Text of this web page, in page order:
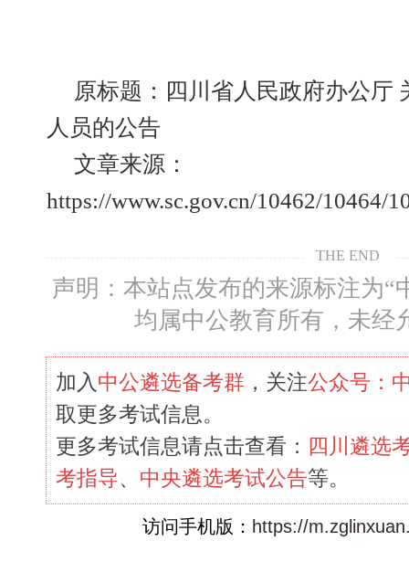
原标题：四川省人民政府办公厅
人员的公告
文章来源：
https://www.sc.gov.cn/10462/10464/
THE END
声明：本站点发布的来源标注为“
均属中公教育所有，未经
加入 中公遴选备考群 ，关注公众号：
取更多考试信息。
更多考试信息请点击查看： 四川遴选
考指导、 中央遴选考试公告等。
访问手机版： https://